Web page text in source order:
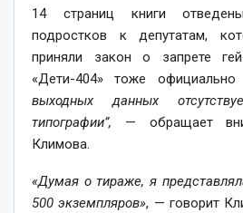
14 страниц книги
подростков к депутатам,
приняли закон о запрете
«Дети-404» тоже официально
выходных данных
типографии”, — обращает
Климова.
«Думая о тираже, я
500 экземпляров», — говорит